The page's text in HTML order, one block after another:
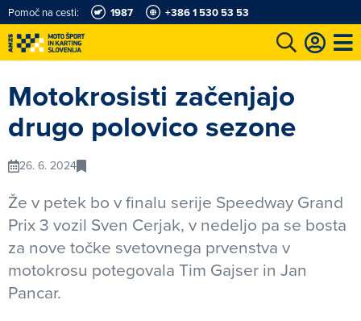
Pomoč na cesti: 1987 +386 1 530 53 53
Motokrosisti začenjajo
drugo polovico sezone
26. 6. 2024
Že v petek bo v finalu serije Speedway Grand
Prix 3 vozil Sven Cerjak, v nedeljo pa se bosta
za nove točke svetovnega prvenstva v
motokrosu potegovala Tim Gajser in Jan
Pancar.